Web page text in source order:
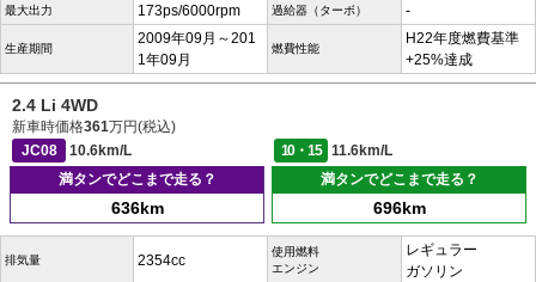
最大出力 173ps/6000rpm 過給器（ターボ） -
生産期間
2009年09月～201
1年09月
燃費性能
H22年度燃費基準
+25%達成
2.4 Li 4WD
新車時価格361万円(税込)
JC08
10.6km/L 10・15
11.6km/L
満タンでどこまで走る？
636km
満タンでどこまで走る？
696km
排気量 2354cc
使用燃料
エンジン
レギュラー
ガソリン